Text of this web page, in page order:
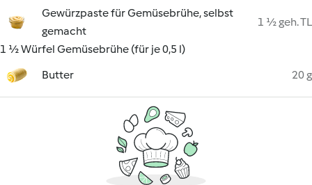
Gewürzpaste für Gemüsebrühe, selbst
gemacht
1 ½ geh. TL
1 ½ Würfel Gemüsebrühe (für je 0,5 l)
Butter
20 g